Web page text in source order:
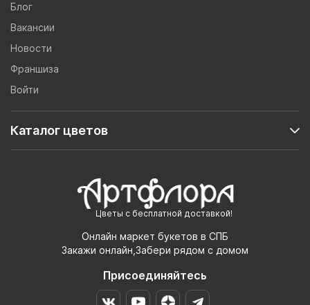
Цветы с бесплатной доставкой!
Онлайн маркет букетов в СПБ
Закажи онлайн,Забери рядом с домом
Присоединяйтесь
Блог
Вакансии
Новости
Франшиза
Войти
Каталог цветов